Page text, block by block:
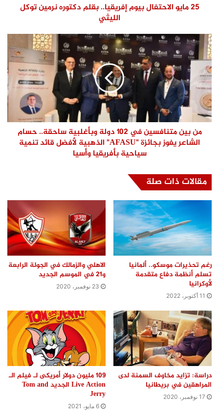
25 مايو الاحتفال بيوم إفريقيا.. بقلم دكتوره نرمين توكل
الليثي
من بين متنافسين في 102 دولة وبأغلبية ساحقة.. حسام
الشاعر يفوز بجائزة "AFASU" الذهبية لأفضل قائد تنمية
سياحية بأفريقيا وأسيا
مقالات ذات صلة
رغم تحذيرات موسكو.. ألمانيا
تسلم أنظمة دفاع متقدمة
لأوكرانيا
11 أكتوبر، 2022
الاهلي والزمالك في الجولة الرابعة
و21 في الموسم الجديد
23 نوفمبر، 2020
دراسة: تزايد مخاوف السمنة لدى
المراهقين في بريطانيا
17 نوفمبر، 2020
109 مليون دولار أمريكى لـ فيلم الـ
Live Action الجديد Tom and
Jerry
6 مايو، 2021